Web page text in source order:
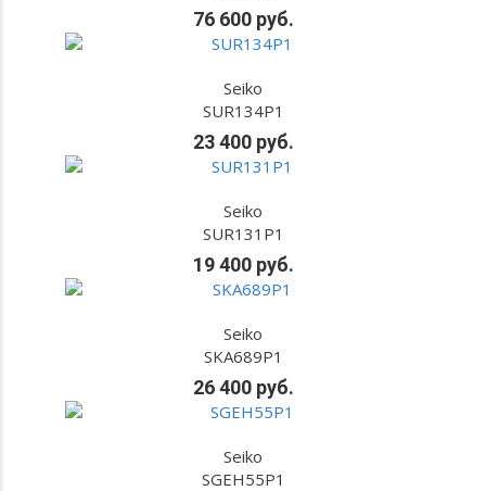
76 600 руб.
Seiko
SUR134P1
23 400 руб.
Seiko
SUR131P1
19 400 руб.
Seiko
SKA689P1
26 400 руб.
Seiko
SGEH55P1